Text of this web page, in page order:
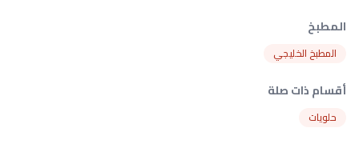
المطبخ
المطبخ الخليجي
أقسام ذات صلة
حلويات